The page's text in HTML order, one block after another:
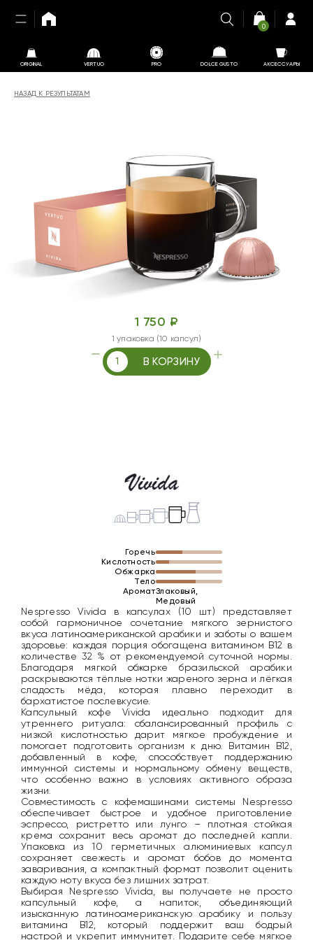
ORIGINAL VERTUO PRO DOLCE GUSTO АКСЕССУАРЫ
0
НАЗАД К РЕЗУЛЬТАТАМ
1 750 ₽
1 упаковка (10 капсул)
В КОРЗИНУ
Горечь
Кислотность
Обжарка
Тело
АроматЗлаковый,
Медовый
Nespresso Vivida в капсулах (10 шт) представляет
собой гармоничное сочетание мягкого зернистого
вкуса латиноамериканской арабики и заботы о вашем
здоровье: каждая порция обогащена витамином B12 в
количестве 32 % от рекомендуемой суточной нормы.
Благодаря мягкой обжарке бразильской арабики
раскрываются тёплые нотки жареного зерна и лёгкая
сладость мёда, которая плавно переходит в
бархатистое послевкусие.
Капсульный кофе Vivida идеально подходит для
утреннего ритуала: сбалансированный профиль с
низкой кислотностью дарит мягкое пробуждение и
помогает подготовить организм к дню. Витамин B12,
добавленный в кофе, способствует поддержанию
иммунной системы и нормальному обмену веществ,
что особенно важно в условиях активного образа
жизни.
Совместимость с кофемашинами системы Nespresso
обеспечивает быстрое и удобное приготовление
эспрессо, ристретто или лунго – плотная стойкая
крема сохранит весь аромат до последней капли.
Упаковка из 10 герметичных алюминиевых капсул
сохраняет свежесть и аромат бобов до момента
заваривания, а компактный формат позволит оценить
каждую ноту вкуса без лишних затрат.
Выбирая Nespresso Vivida, вы получаете не просто
капсульный кофе, а напиток, объединяющий
изысканную латиноамериканскую арабику и пользу
витамина B12, который поддержит ваш бодрый
настрой и укрепит иммунитет. Подарите себе мягкое